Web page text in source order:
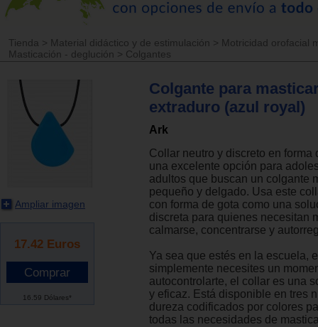
Tienda > Material didáctico y de estimulación > Motricidad orofacial
Masticación - deglución > Colgantes
Ampliar imagen
17.42 Euros
16.59 Dólares*
Colgante para
extraduro (azul royal)
Ark
Collar neutro y discreto en forma
una excelente opción para
adultos que buscan un colgante
pequeño y delgado. Usa este
con forma de gota como una
discreta para quienes necesitan
calmarse, concentrarse y
Ya sea que estés en la escuela,
simplemente necesites un
autocontrolarte, el collar es una
y eficaz. Está disponible en tres
dureza codificados por colores
todas las necesidades de